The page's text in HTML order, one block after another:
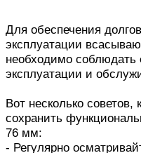
Для обеспечения
эксплуатации
необходимо соблюдать
эксплуатации и
Вот несколько советов,
сохранить
76 мм:
- Регулярно